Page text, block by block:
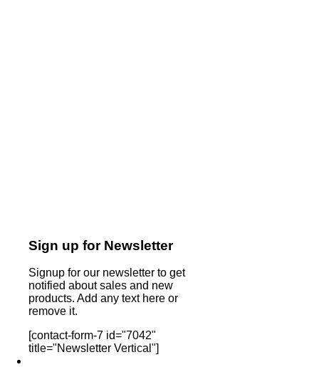
Sign up for Newsletter
Signup for our newsletter to get
notified about sales and new
products. Add any text here or
remove it.
[contact-form-7 id="7042"
title="Newsletter Vertical"]